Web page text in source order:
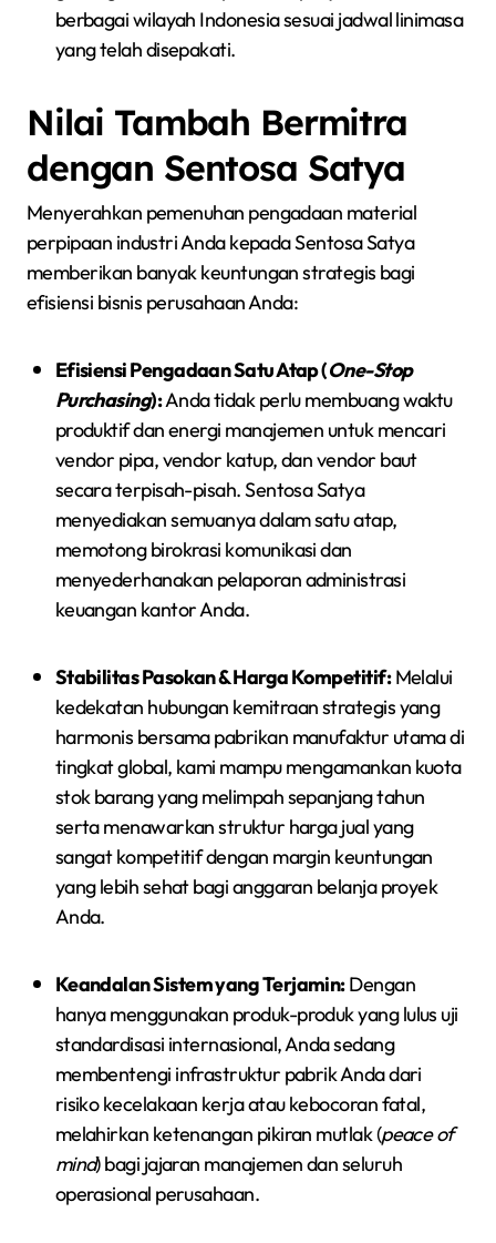
berbagai wilayah Indonesia sesuai jadwal linimasa
yang telah disepakati.
Nilai Tambah Bermitra
dengan Sentosa Satya
Menyerahkan pemenuhan pengadaan material
perpipaan industri Anda kepada Sentosa Satya
memberikan banyak keuntungan strategis bagi
efisiensi bisnis perusahaan Anda:
Efisiensi Pengadaan Satu Atap (One-Stop
Purchasing):Anda tidak perlu membuang waktu
produktif dan energi manajemen untuk mencari
vendor pipa, vendor katup, dan vendor baut
secara terpisah-pisah. Sentosa Satya
menyediakan semuanya dalam satu atap,
memotong birokrasi komunikasi dan
menyederhanakan pelaporan administrasi
keuangan kantor Anda.
Stabilitas Pasokan & Harga Kompetitif:Melalui
kedekatan hubungan kemitraan strategis yang
harmonis bersama pabrikan manufaktur utama di
tingkat global, kami mampu mengamankan kuota
stok barang yang melimpah sepanjang tahun
serta menawarkan struktur harga jual yang
sangat kompetitif dengan margin keuntungan
yang lebih sehat bagi anggaran belanja proyek
Anda.
Keandalan Sistem yang Terjamin:Dengan
hanya menggunakan produk-produk yang lulus uji
standardisasi internasional, Anda sedang
membentengi infrastruktur pabrik Anda dari
risiko kecelakaan kerja atau kebocoran fatal,
melahirkan ketenangan pikiran mutlak (peace of
mind) bagi jajaran manajemen dan seluruh
operasional perusahaan.